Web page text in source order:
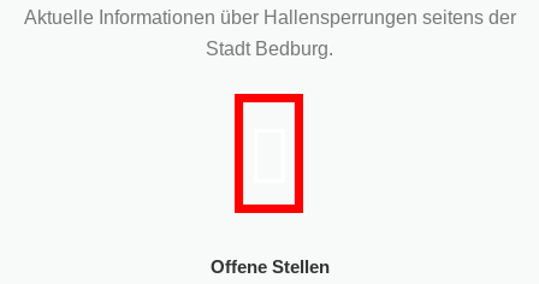
Aktuelle Informationen über Hallensperrungen seitens der
Stadt Bedburg.
Offene Stellen